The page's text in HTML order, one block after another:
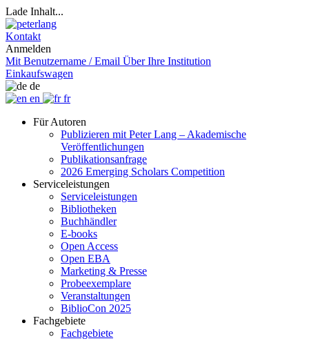
Lade Inhalt...
Kontakt
Anmelden
Mit Benutzername / Email Über Ihre Institution
Einkaufswagen
de
en
fr
Für Autoren
Publizieren mit Peter Lang – Akademische
Veröffentlichungen
Publikationsanfrage
2026 Emerging Scholars Competition
Serviceleistungen
Serviceleistungen
Bibliotheken
Buchhändler
E-books
Open Access
Open EBA
Marketing & Presse
Probeexemplare
Veranstaltungen
BiblioCon 2025
Fachgebiete
Fachgebiete